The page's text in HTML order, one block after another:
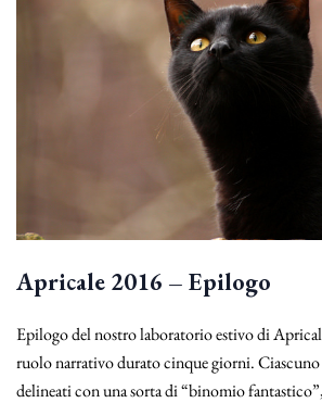
Apricale 2016 – Epilogo
Epilogo del nostro laboratorio estivo di
ruolo narrativo durato cinque giorni. Ciascuno
delineati con una sorta di “binomio